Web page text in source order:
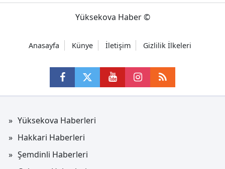
Yüksekova Haber ©
Anasayfa Künye İletişim Gizlilik İlkeleri
Yüksekova Haberleri
Hakkari Haberleri
Şemdinli Haberleri